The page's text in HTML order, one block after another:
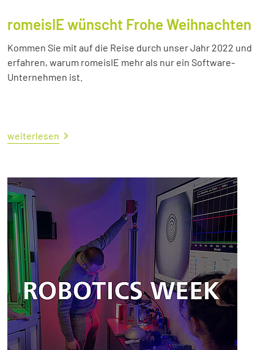
romeisIE wünscht Frohe Weihnachten
Kommen Sie mit auf die Reise durch unser Jahr 2022 und
erfahren, warum romeisIE mehr als nur ein Software-
Unternehmen ist.
weiterlesen